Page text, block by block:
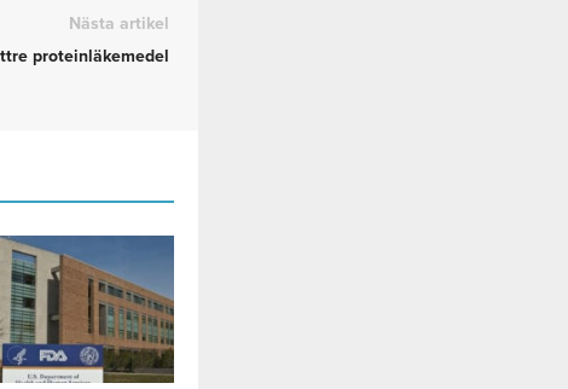
Nästa artikel
proteinläkemedel